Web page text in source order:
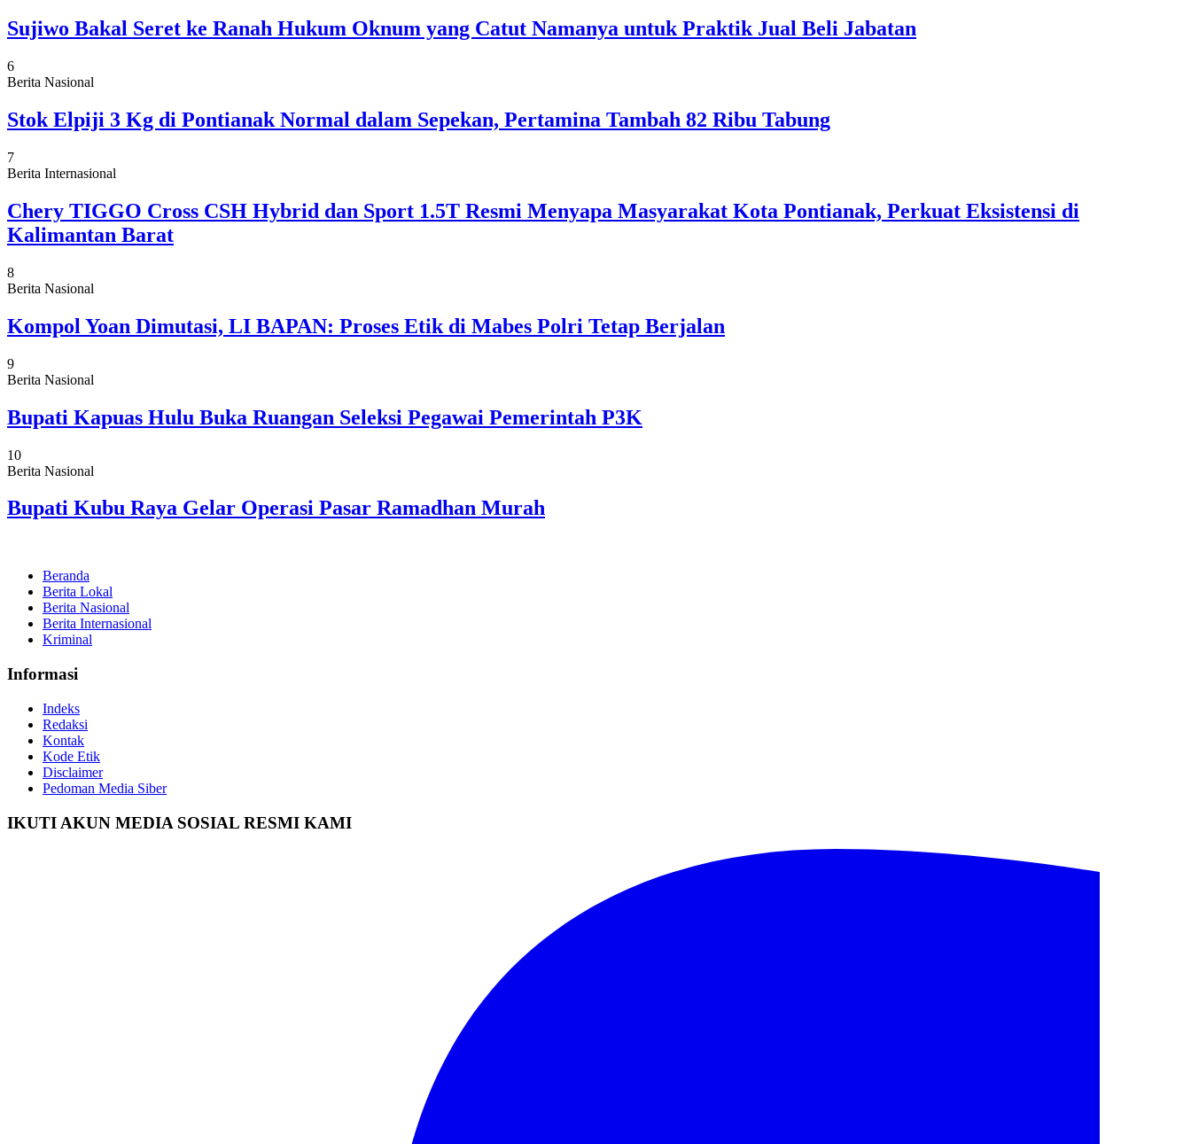
Sujiwo Bakal Seret ke Ranah Hukum Oknum yang Catut Namanya untuk Praktik Jual Beli Jabatan
6
Berita Nasional
Stok Elpiji 3 Kg di Pontianak Normal dalam Sepekan, Pertamina Tambah 82 Ribu Tabung
7
Berita Internasional
Chery TIGGO Cross CSH Hybrid dan Sport 1.5T Resmi Menyapa Masyarakat Kota Pontianak, Perkuat Eksistensi di
Kalimantan Barat
8
Berita Nasional
Kompol Yoan Dimutasi, LI BAPAN: Proses Etik di Mabes Polri Tetap Berjalan
9
Berita Nasional
Bupati Kapuas Hulu Buka Ruangan Seleksi Pegawai Pemerintah P3K
10
Berita Nasional
Bupati Kubu Raya Gelar Operasi Pasar Ramadhan Murah
Beranda
Berita Lokal
Berita Nasional
Berita Internasional
Kriminal
Informasi
Indeks
Redaksi
Kontak
Kode Etik
Disclaimer
Pedoman Media Siber
IKUTI AKUN MEDIA SOSIAL RESMI KAMI